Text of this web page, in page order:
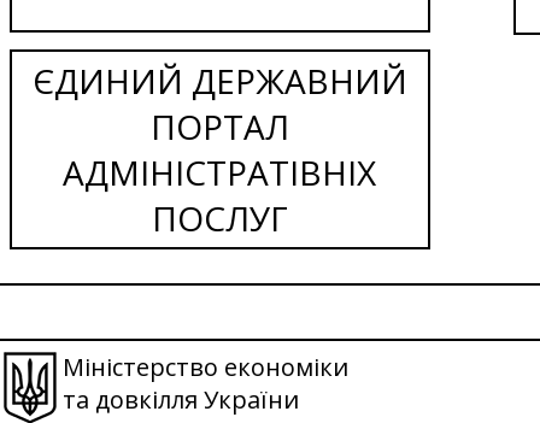
ЄДИНИЙ ДЕРЖАВНИЙ
ПОРТАЛ
АДМІНІСТРАТІВНІХ
ПОСЛУГ
Міністерство економіки
та довкілля України